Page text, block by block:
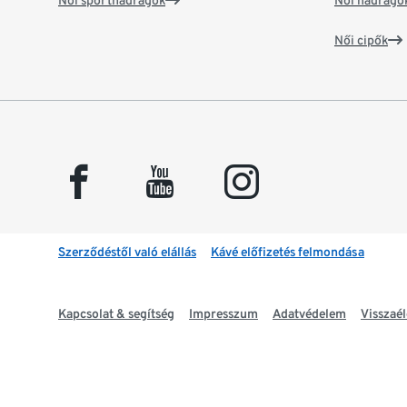
Női cipők
facebook youtube instagram
Szerződéstől való elállás Kávé előfizetés felmondása
Kapcsolat & segítség Impresszum Adatvédelem